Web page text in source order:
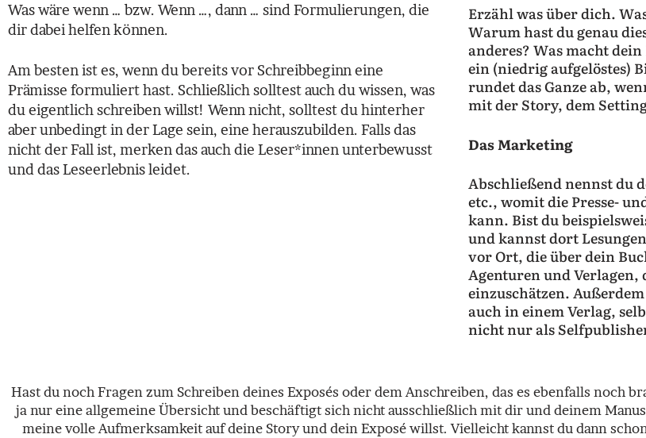
Was wäre wenn … bzw. Wenn …, dann … sind Formulierungen, die
dir dabei helfen können.
Am besten ist es, wenn du bereits vor Schreibbeginn eine
Prämisse formuliert hast. Schließlich solltest auch du wissen, was
du eigentlich schreiben willst! Wenn nicht, solltest du hinterher
aber unbedingt in der Lage sein, eine herauszubilden. Falls das
nicht der Fall ist, merken das auch die Leser*innen unterbewusst
und das Leseerlebnis leidet.
Erzähl was über dich.
Warum hast du genau
anderes? Was macht
ein (niedrig aufgelöstes)
rundet das Ganze ab,
mit der Story, dem
Das Marketing
Abschließend nennst du
etc., womit die Presse-
kann. Bist du
und kannst dort
vor Ort, die über dein
Agenturen und
einzuschätzen.
auch in einem Verlag,
nicht nur als
Hast du noch Fragen zum Schreiben deines Exposés oder dem Anschreiben, das es ebenfalls noch
ja nur eine allgemeine Übersicht und beschäftigt sich nicht ausschließlich mit dir und deinem
meine volle Aufmerksamkeit auf deine Story und dein Exposé willst. Vielleicht kannst du dann